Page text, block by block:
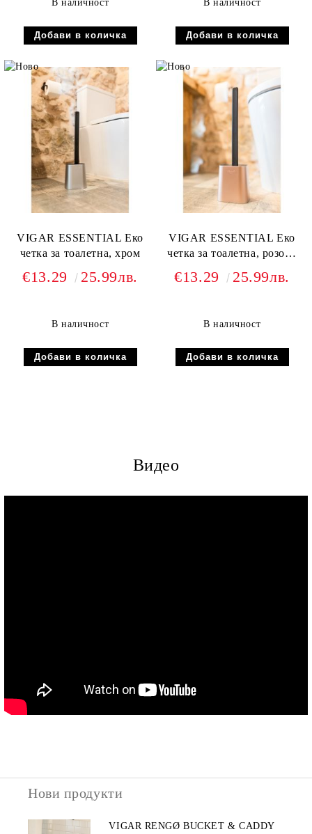
В наличност В наличност
VIGAR ESSENTIAL Еко
четка за тоалетна, хром
€13.29 25.99лв.
В наличност
VIGAR ESSENTIAL Еко
четка за тоалетна, розово
€13.29 25.99лв.
В наличност
Видео
Нови продукти
VIGAR RENGØ BUCKET & CADDY